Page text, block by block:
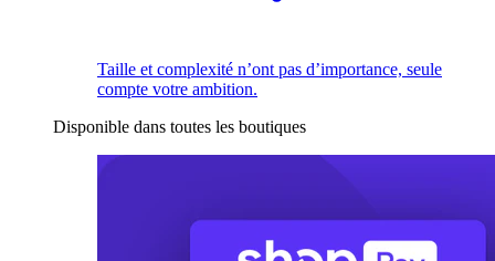
Taille et complexité n’ont pas d’importance, seule
compte votre ambition.
Disponible dans toutes les boutiques